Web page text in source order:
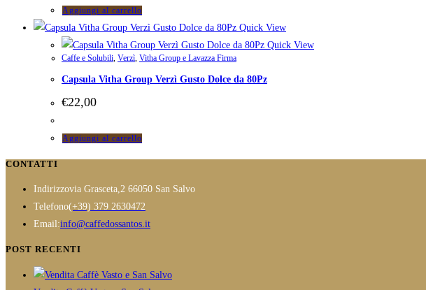
era:
€21,00.
è:
€16,90.
Aggiungi al carrello
Quick View
Quick View
Caffe e Solubili, Verzì, Vitha Group e Lavazza Firma
Capsula Vitha Group Verzì Gusto Dolce da 80Pz
€22,00
Aggiungi al carrello
CONTATTI
Indirizzovia Grasceta,2 66050 San Salvo
Telefono(+39) 379 2630472
in
Email:info@caffedossantos.itOpens
application
POST RECENTI